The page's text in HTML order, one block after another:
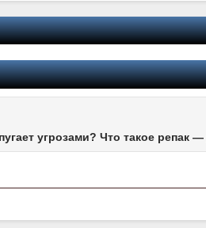
угрозами? Что такое репак —